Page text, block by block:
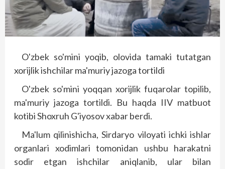
O'zbek so'mini yoqib, olovida tamaki tutatgan
xorijlik ishchilar ma'muriy jazoga tortildi
O'zbek so'mini yoqqan xorijlik fuqarolar topilib,
ma'muriy jazoga tortildi. Bu haqda IIV matbuot
kotibi Shoxruh G'iyosov xabar berdi.
Ma'lum qilinishicha, Sirdaryo viloyati ichki ishlar
organlari xodimlari tomonidan ushbu harakatni
sodir etgan ishchilar aniqlanib, ular bilan